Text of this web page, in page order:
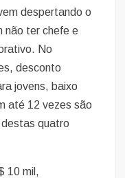
despertando o
não ter chefe e
No
desconto
jovens, baixo
até 12 vezes são
quatro
10 mil,